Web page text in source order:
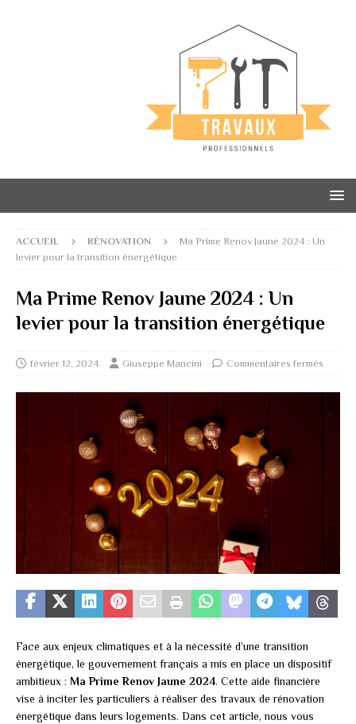
ACCUEIL RÉNOVATION
Ma Prime Renov Jaune 2024 : Un
levier pour la transition énergétique
Ma Prime Renov Jaune 2024 : Un
levier pour la transition énergétique
février 12, 2024 Giuseppe Mancini Commentaires fermés
Face aux enjeux climatiques et à la nécessité d’une transition
énergétique, le gouvernement français a mis en place un dispositif
ambitieux : Ma Prime Renov Jaune 2024. Cette aide financière
vise à inciter les particuliers à réaliser des travaux de rénovation
énergétique dans leurs logements. Dans cet article, nous vous